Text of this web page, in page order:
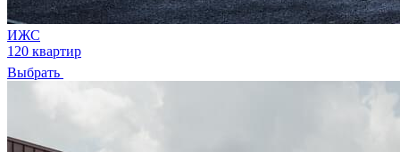
ИЖС
120 квартир
Выбрать